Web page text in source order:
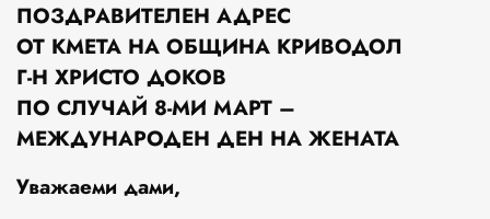
ПОЗДРАВИТЕЛЕН АДРЕС
ОТ КМЕТА НА ОБЩИНА КРИВОДОЛ
Г-Н ХРИСТО ДОКОВ
ПО СЛУЧАЙ 8-МИ МАРТ –
МЕЖДУНАРОДЕН ДЕН НА ЖЕНАТА
Уважаеми дами,